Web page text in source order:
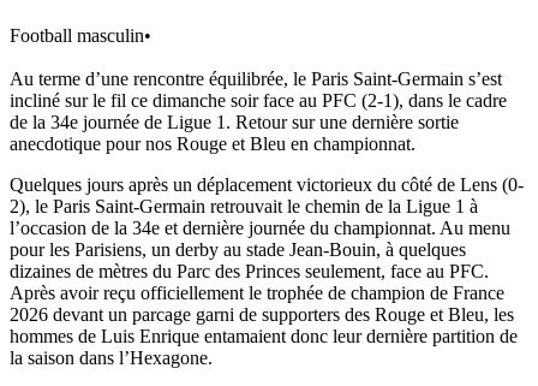
Football masculin•
Au terme d’une rencontre équilibrée, le Paris Saint-Germain s’est
incliné sur le fil ce dimanche soir face au PFC (2-1), dans le cadre
de la 34e journée de Ligue 1. Retour sur une dernière sortie
anecdotique pour nos Rouge et Bleu en championnat.
Quelques jours après un déplacement victorieux du côté de Lens (0-
2), le Paris Saint-Germain retrouvait le chemin de la Ligue 1 à
l’occasion de la 34e et dernière journée du championnat. Au menu
pour les Parisiens, un derby au stade Jean-Bouin, à quelques
dizaines de mètres du Parc des Princes seulement, face au PFC.
Après avoir reçu officiellement le trophée de champion de France
2026 devant un parcage garni de supporters des Rouge et Bleu, les
hommes de Luis Enrique entamaient donc leur dernière partition de
la saison dans l’Hexagone.